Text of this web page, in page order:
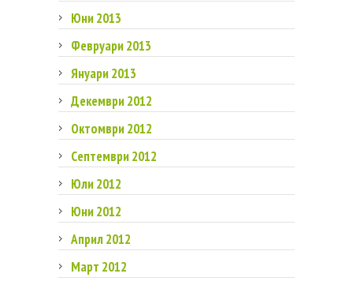
Юни 2013
Февруари 2013
Януари 2013
Декември 2012
Октомври 2012
Септември 2012
Юли 2012
Юни 2012
Април 2012
Март 2012